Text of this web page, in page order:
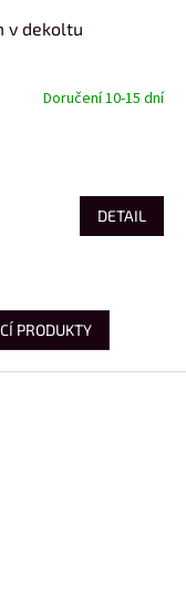
v dekoltu
Doručení 10-15 dní
DETAIL
PRODUKTY